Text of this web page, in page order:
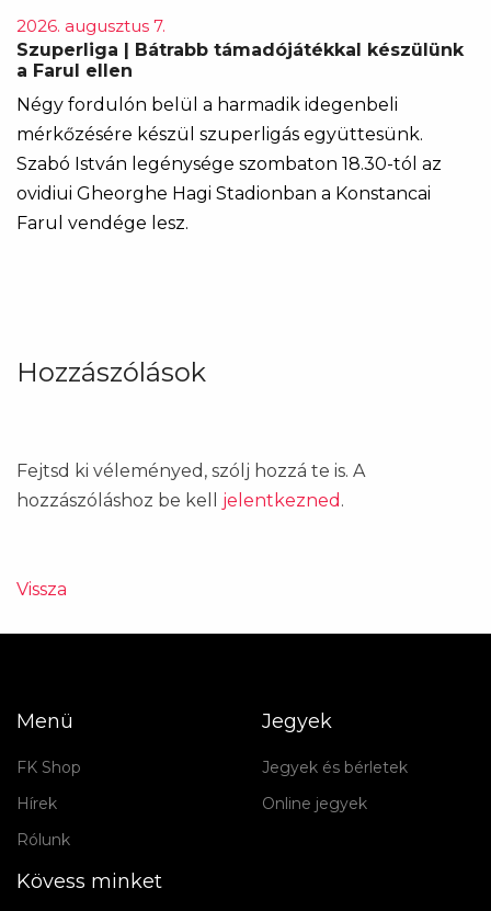
2026. augusztus 7.
Szuperliga | Bátrabb támadójátékkal készülünk
a Farul ellen
Négy fordulón belül a harmadik idegenbeli
mérkőzésére készül szuperligás együttesünk.
Szabó István legénysége szombaton 18.30-tól az
ovidiui Gheorghe Hagi Stadionban a Konstancai
Farul vendége lesz.
Hozzászólások
Fejtsd ki véleményed, szólj hozzá te is. A
hozzászóláshoz be kell jelentkezned .
Vissza
Menü
FK Shop
Hírek
Rólunk
Jegyek
Jegyek és bérletek
Online jegyek
Kövess minket